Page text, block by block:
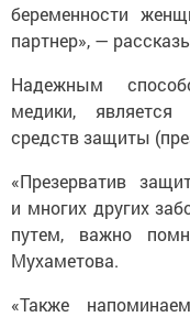
беременности
партнер», —
Надежным
медики, является
средств защиты
«Презерватив
и многих других
путем, важно
Мухаметова.
«Также